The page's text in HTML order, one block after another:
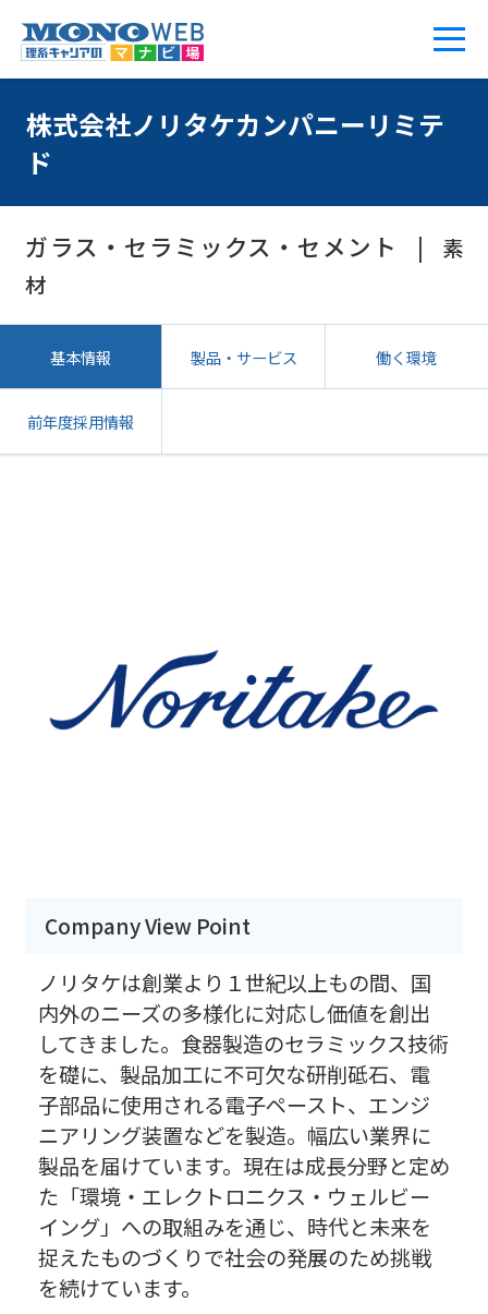
株式会社ノリタケカンパニーリミテ
ド
ガラス・セラミックス・セメント
素
材
基本情報 製品・サービス 働く環境
前年度採用情報
Company View Point
ノリタケは創業より１世紀以上もの間、国
内外のニーズの多様化に対応し価値を創出
してきました。食器製造のセラミックス技術
を礎に、製品加工に不可欠な研削砥石、電
子部品に使用される電子ペースト、エンジ
ニアリング装置などを製造。幅広い業界に
製品を届けています。現在は成長分野と定め
た「環境・エレクトロニクス・ウェルビー
イング」への取組みを通じ、時代と未来を
捉えたものづくりで社会の発展のため挑戦
を続けています。